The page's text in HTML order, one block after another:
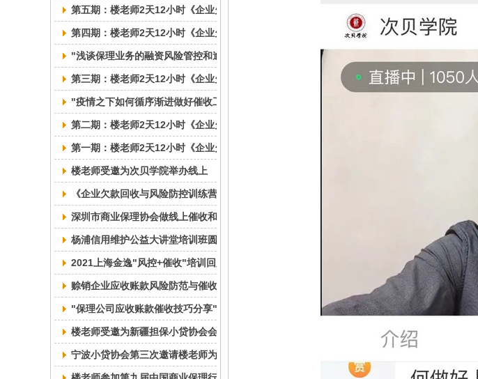
第五期：楼老师2天12小时《企业欠款回收与风险防控训练营》线上培训顺利完成
第四期：楼老师2天12小时《企业欠款回收与风险防控训练营》线上培训顺利完成
"浅谈保理业务的融资风险管控和逾期催收实操"线上讲座成功举行
第三期：楼老师2天12小时《企业欠款回收与风险防控训练营》线上培训顺利完成
"疫情之下如何循序渐进做好催收工作"线上直播圆满结束
第二期：楼老师2天12小时《企业欠款回收与风险防控训练营》线上培训顺利完成
第一期：楼老师2天12小时《企业欠款回收与风险防控训练营》线上培训顺利完成
楼老师受邀为次贝学院举办线上
《企业欠款回收与风险防控训练营》顺利完成
深圳市商业保理协会做线上催收和风控培训圆满结束
杨浦信用维护公益大讲堂培训班圆满结束
2021上海金逸"风控+催收"培训回顾
赊销企业应收账款风险防范与催收线上培训班圆满结束
"保理公司应收账款催收技巧分享"线上讲座成功举行
楼老师受邀为新疆担保小贷协会会员举办线上"风控+催收"培训班圆满完成
宁波小贷协会第三次邀请楼老师为会员单位提供